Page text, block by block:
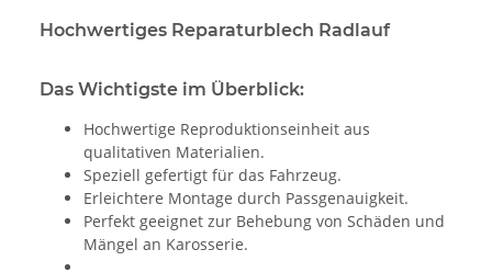
Hochwertiges Reparaturblech Radlauf
Das Wichtigste im Überblick:
Hochwertige Reproduktionseinheit aus
qualitativen Materialien.
Speziell gefertigt für das Fahrzeug.
Erleichtere Montage durch Passgenauigkeit.
Perfekt geeignet zur Behebung von Schäden und
Mängel an Karosserie.